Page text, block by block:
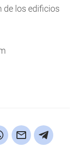
de los edificios